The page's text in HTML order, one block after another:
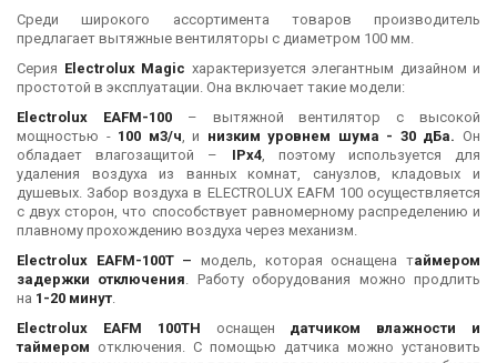
Среди широкого ассортимента товаров производитель
предлагает вытяжные вентиляторы с диаметром 100 мм.
Серия Electrolux Magic характеризуется элегантным дизайном и
простотой в эксплуатации. Она включает такие модели:
Electrolux
EAFM-100– вытяжной вентилятор с высокой
мощностью - 100 м3/ч, и низким уровнем шума - 30 дБа. Он
обладает влагозащитой – IPx4, поэтому используется для
удаления воздуха из ванных комнат, санузлов, кладовых и
душевых. Забор воздуха в ELECTROLUX EAFM 100 осуществляется
с двух сторон, что способствует равномерному распределению и
плавному прохождению воздуха через механизм.
Electrolux EAFM-100T – модель, которая оснащена таймером
задержки отключения. Работу оборудования можно продлить
на 1-20 минут.
Electrolux
EAFM 100TН оснащен датчиком влажности и
таймером отключения. С помощью датчика можно установить